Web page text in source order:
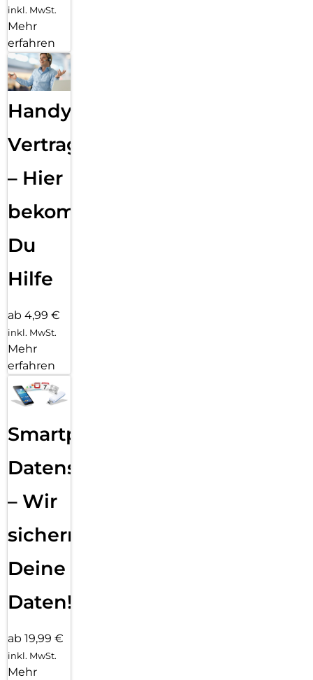
inkl. MwSt.
Mehr
erfahren
Handy
Vertragsabwicklung
– Hier
bekommst
Du
Hilfe
ab 4,99 €
inkl. MwSt.
Mehr
erfahren
Smartphone
Datensicherung
– Wir
sichern
Deine
Daten!
ab 19,99 €
inkl. MwSt.
Mehr